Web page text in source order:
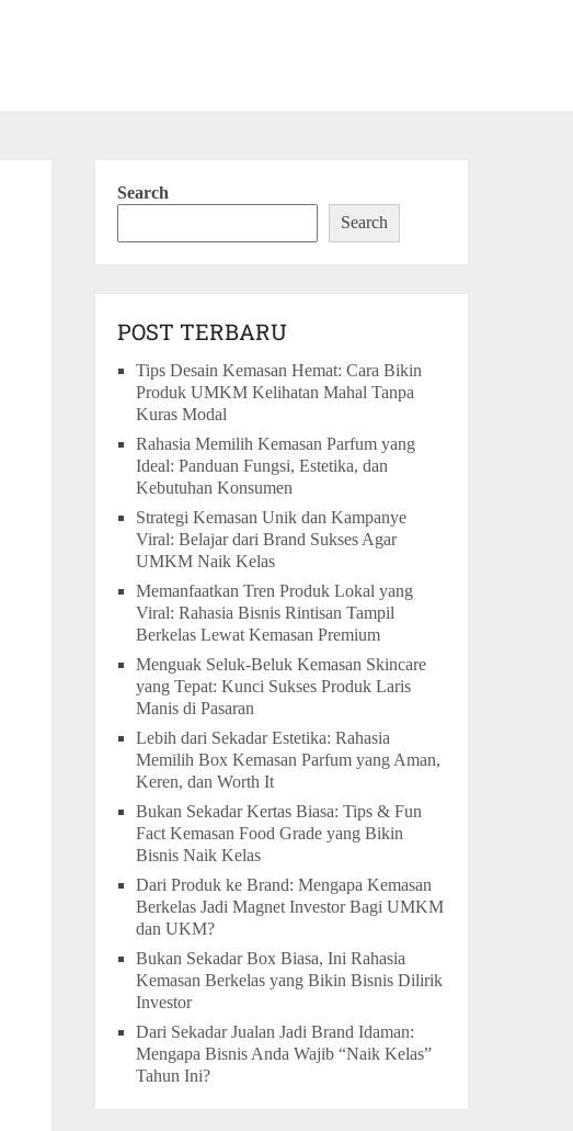
Search
Search
POST TERBARU
Tips Desain Kemasan Hemat: Cara Bikin
Produk UMKM Kelihatan Mahal Tanpa
Kuras Modal
Rahasia Memilih Kemasan Parfum yang
Ideal: Panduan Fungsi, Estetika, dan
Kebutuhan Konsumen
Strategi Kemasan Unik dan Kampanye
Viral: Belajar dari Brand Sukses Agar
UMKM Naik Kelas
Memanfaatkan Tren Produk Lokal yang
Viral: Rahasia Bisnis Rintisan Tampil
Berkelas Lewat Kemasan Premium
Menguak Seluk-Beluk Kemasan Skincare
yang Tepat: Kunci Sukses Produk Laris
Manis di Pasaran
Lebih dari Sekadar Estetika: Rahasia
Memilih Box Kemasan Parfum yang Aman,
Keren, dan Worth It
Bukan Sekadar Kertas Biasa: Tips & Fun
Fact Kemasan Food Grade yang Bikin
Bisnis Naik Kelas
Dari Produk ke Brand: Mengapa Kemasan
Berkelas Jadi Magnet Investor Bagi UMKM
dan UKM?
Bukan Sekadar Box Biasa, Ini Rahasia
Kemasan Berkelas yang Bikin Bisnis Dilirik
Investor
Dari Sekadar Jualan Jadi Brand Idaman:
Mengapa Bisnis Anda Wajib “Naik Kelas”
Tahun Ini?